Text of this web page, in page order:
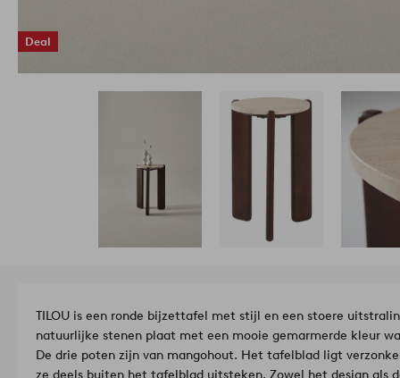
Deal
TILOU is een ronde bijzettafel met stijl en een stoere
natuurlijke stenen plaat met een mooie gemarmerde kleur
De drie poten zijn van mangohout. Het tafelblad ligt
ze deels buiten het tafelblad uitsteken. Zowel het design als